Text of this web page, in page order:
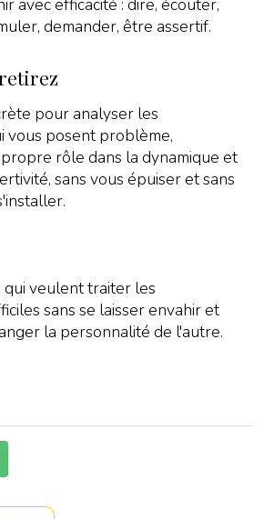
demander, être assertif.
pour analyser les
vous posent problème,
rôle dans la dynamique et
sans vous épuiser et sans
veulent traiter les
sans se laisser envahir et
la personnalité de l'autre.